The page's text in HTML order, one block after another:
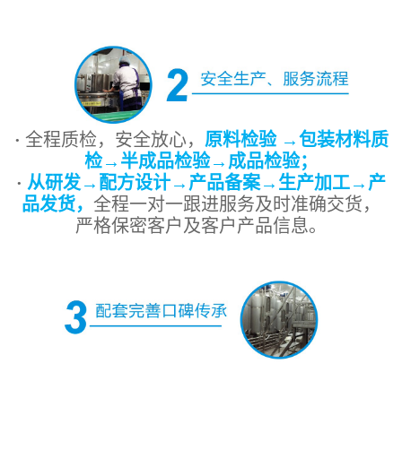
· 全程质检，安全放心， 原料检验 →包装材料质
检→半成品检验→成品检验；
· 从研发→配方设计→产品备案→生产加工→产
品发货， 全程一对一跟进服务及时准确交货，
严格保密客户及客户产品信息。